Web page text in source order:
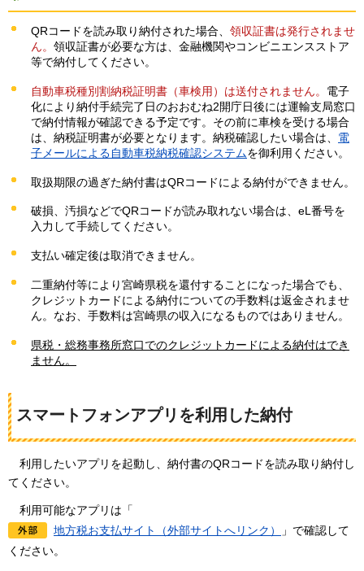
QRコードを読み取り納付された場合、 領収証書は発行されませ
ん。 領収証書が必要な方は、金融機関やコンビニエンスストア
等で納付してください。
自動車税種別割納税証明書（車検用）は送付されません。 電子
化により納付手続完了日のおおむね2開庁日後には運輸支局窓口
で納付情報が確認できる予定です。その前に車検を受ける場合
は、納税証明書が必要となります。納税確認したい場合は、 電
子メールによる自動車税納税確認システムを御利用ください。
取扱期限の過ぎた納付書はQRコードによる納付ができません。
破損、汚損などでQRコードが読み取れない場合は、eL番号を
入力して手続してください。
支払い確定後は取消できません。
二重納付等により宮崎県税を還付することになった場合でも、
クレジットカードによる納付についての手数料は返金されませ
ん。なお、手数料は宮崎県の収入になるものではありません。
県税・総務事務所窓口でのクレジットカードによる納付はでき
ません。
スマートフォンアプリを利用した納付
利 用したいアプリを起動し、納付書のQRコードを読み取り納付し
てください。
利 用可能なアプリは「
地方税お支払サイト（外部サイトへリンク）
」で確認して
ください。